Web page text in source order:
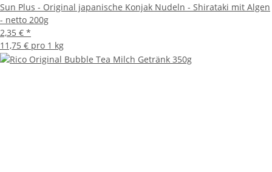
Sun Plus - Original japanische Konjak Nudeln - Shirataki mit Algen
- netto 200g
2,35 € *
11,75 € pro 1 kg